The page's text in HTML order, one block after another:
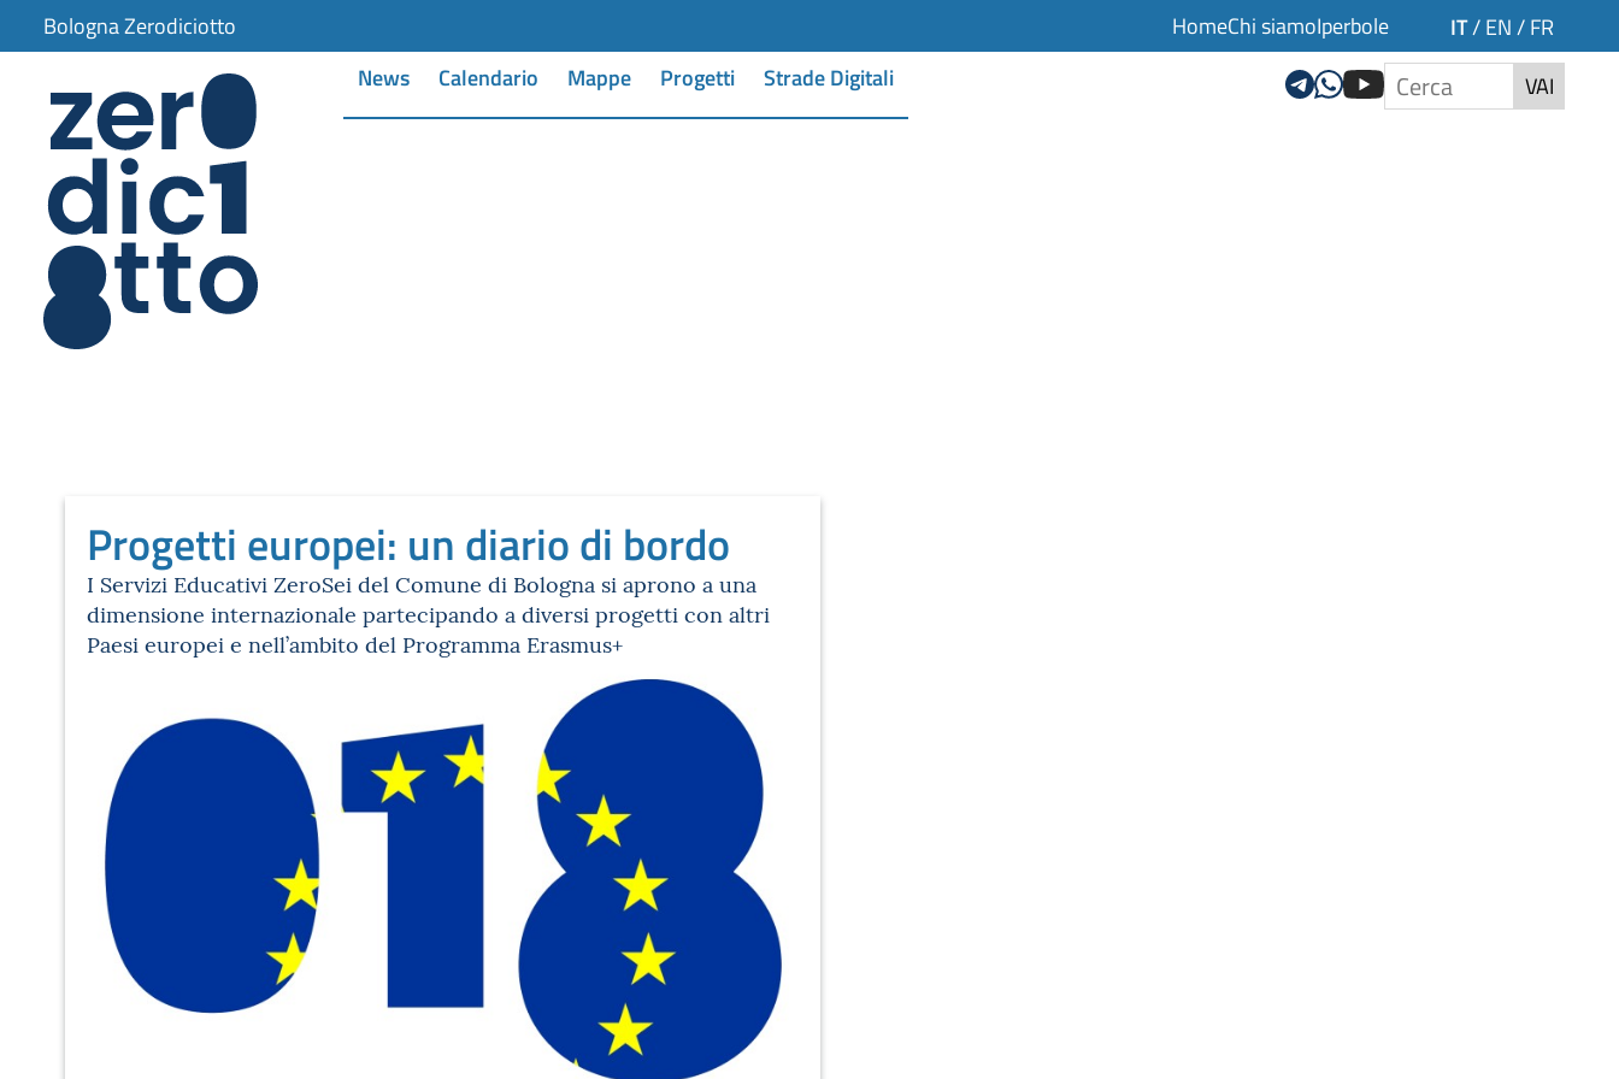
Bologna Zerodiciotto HomeChi siamoIperbole IT/ EN / FR
News Calendario Mappe Progetti Strade Digitali VAI
Progetti europei: un diario di bordo
I Servizi Educativi ZeroSei del Comune di Bologna si aprono a una
dimensione internazionale partecipando a diversi progetti con altri
Paesi europei e nell’ambito del Programma Erasmus+